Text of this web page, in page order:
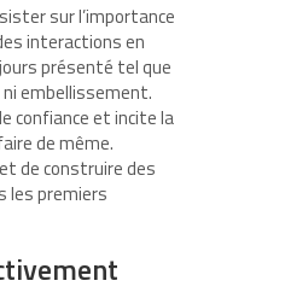
sur l’importance
interactions en
présenté tel que
embellissement.
confiance et incite la
de même.
de construire des
les premiers